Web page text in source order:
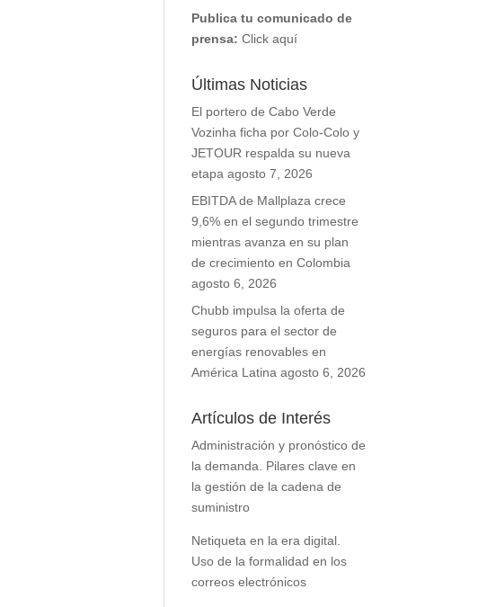
Publica tu comunicado de
prensa: Click aquí
Últimas Noticias
El portero de Cabo Verde
Vozinha ficha por Colo-Colo y
JETOUR respalda su nueva
etapa agosto 7, 2026
EBITDA de Mallplaza crece
9,6% en el segundo trimestre
mientras avanza en su plan
de crecimiento en Colombia
agosto 6, 2026
Chubb impulsa la oferta de
seguros para el sector de
energías renovables en
América Latina agosto 6, 2026
Artículos de Interés
Administración y pronóstico de
la demanda. Pilares clave en
la gestión de la cadena de
suministro
Netiqueta en la era digital.
Uso de la formalidad en los
correos electrónicos